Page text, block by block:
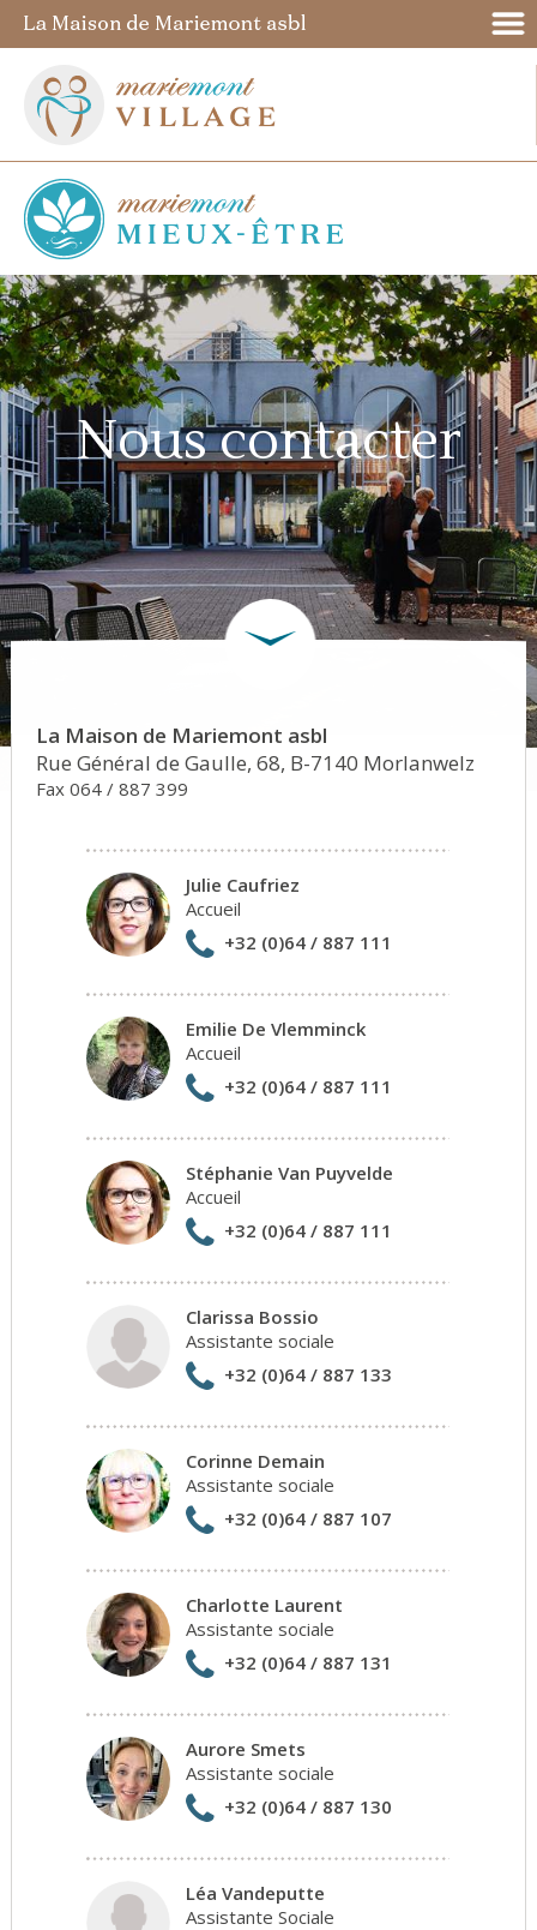
Nous contacter
La Maison de Mariemont asbl
Rue Général de Gaulle, 68, B-7140 Morlanwelz
Fax 064 / 887 399
Julie Caufriez
Accueil
+32 (0)64 / 887 111
Emilie De Vlemminck
Accueil
+32 (0)64 / 887 111
Stéphanie Van Puyvelde
Accueil
+32 (0)64 / 887 111
Clarissa Bossio
Assistante sociale
+32 (0)64 / 887 133
Corinne Demain
Assistante sociale
+32 (0)64 / 887 107
Charlotte Laurent
Assistante sociale
+32 (0)64 / 887 131
Aurore Smets
Assistante sociale
+32 (0)64 / 887 130
Léa Vandeputte
Assistante Sociale